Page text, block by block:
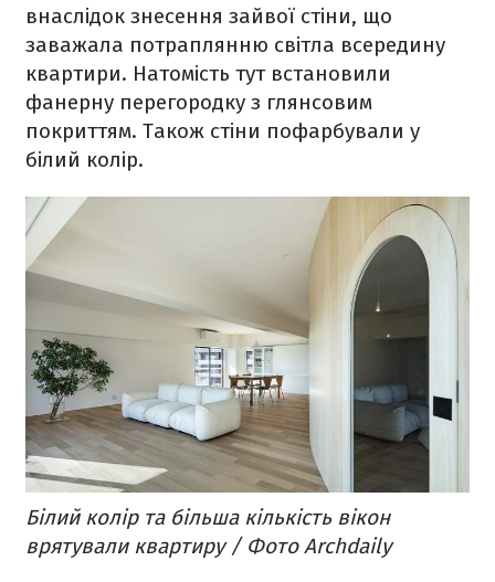
внаслідок знесення зайвої стіни, що
заважала потраплянню світла всередину
квартири. Натомість тут встановили
фанерну перегородку з глянсовим
покриттям. Також стіни пофарбували у
білий колір.
Білий колір та більша кількість вікон
врятували квартиру / Фото Archdaily